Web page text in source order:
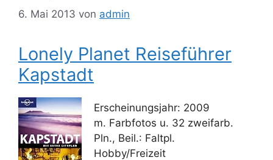
6. Mai 2013 von admin
Lonely Planet Reiseführer
Kapstadt
Erscheinungsjahr: 2009
m. Farbfotos u. 32 zweifarb.
Pln., Beil.: Faltpl.
Hobby/Freizeit